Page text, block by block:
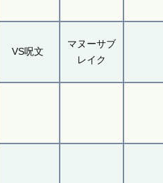
VS呪文
マヌーサブ
レイク